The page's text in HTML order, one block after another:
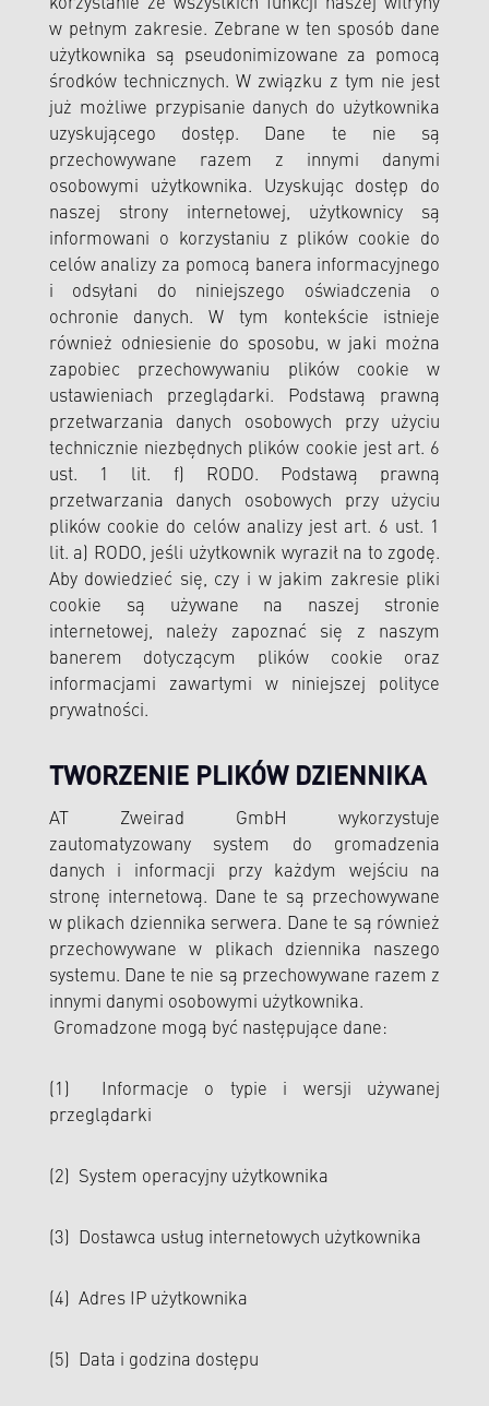
korzystanie ze wszystkich funkcji naszej witryny
w pełnym zakresie. Zebrane w ten sposób dane
użytkownika są pseudonimizowane za pomocą
środków technicznych. W związku z tym nie jest
już możliwe przypisanie danych do użytkownika
uzyskującego dostęp. Dane te nie są
przechowywane razem z innymi danymi
osobowymi użytkownika. Uzyskując dostęp do
naszej strony internetowej, użytkownicy są
informowani o korzystaniu z plików cookie do
celów analizy za pomocą banera informacyjnego
i odsyłani do niniejszego oświadczenia o
ochronie danych. W tym kontekście istnieje
również odniesienie do sposobu, w jaki można
zapobiec przechowywaniu plików cookie w
ustawieniach przeglądarki. Podstawą prawną
przetwarzania danych osobowych przy użyciu
technicznie niezbędnych plików cookie jest art. 6
ust. 1 lit. f) RODO. Podstawą prawną
przetwarzania danych osobowych przy użyciu
plików cookie do celów analizy jest art. 6 ust. 1
lit. a) RODO, jeśli użytkownik wyraził na to zgodę.
Aby dowiedzieć się, czy i w jakim zakresie pliki
cookie są używane na naszej stronie
internetowej, należy zapoznać się z naszym
banerem dotyczącym plików cookie oraz
informacjami zawartymi w niniejszej polityce
prywatności.
TWORZENIE PLIKÓW DZIENNIKA
AT Zweirad GmbH wykorzystuje
zautomatyzowany system do gromadzenia
danych i informacji przy każdym wejściu na
stronę internetową. Dane te są przechowywane
w plikach dziennika serwera. Dane te są również
przechowywane w plikach dziennika naszego
systemu. Dane te nie są przechowywane razem z
innymi danymi osobowymi użytkownika.
Gromadzone mogą być następujące dane:
(1) Informacje o typie i wersji używanej
przeglądarki
(2) System operacyjny użytkownika
(3) Dostawca usług internetowych użytkownika
(4) Adres IP użytkownika
(5) Data i godzina dostępu